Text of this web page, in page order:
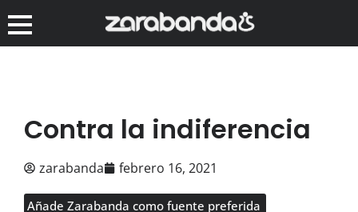
Contra la indiferencia
zarabanda febrero 16, 2021
Añade Zarabanda como fuente preferida